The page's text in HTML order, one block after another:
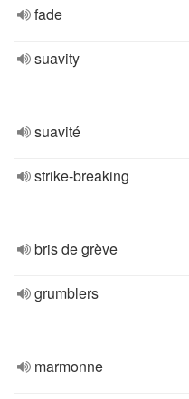
fade
suavity
suavité
strike-breaking
bris de grève
grumblers
marmonne